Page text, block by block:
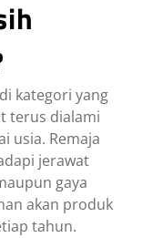
kategori yang
terus dialami
usia. Remaja
jerawat
gaya
akan produk
tahun.